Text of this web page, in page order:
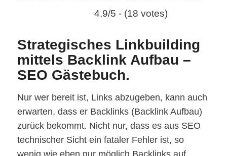
4.9/5 - (18 votes)
Strategisches Linkbuilding
mittels Backlink Aufbau –
SEO Gästebuch.
Nur wer bereit ist, Links abzugeben, kann auch
erwarten, dass er Backlinks (Backlink Aufbau)
zurück bekommt. Nicht nur, dass es aus SEO
technischer Sicht ein fataler Fehler ist, so